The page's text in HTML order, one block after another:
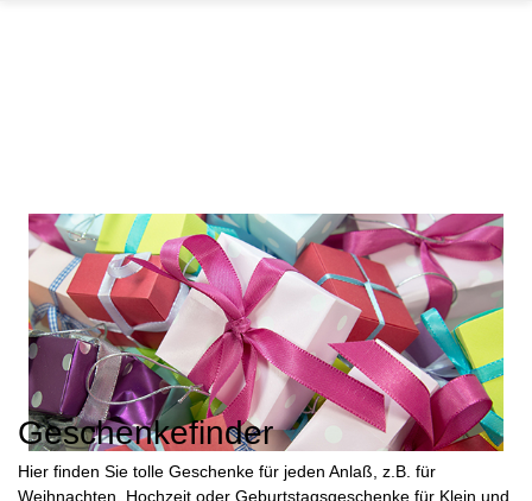
Geschenkefinder
Hier finden Sie tolle Geschenke für jeden Anlaß, z.B. für
Weihnachten, Hochzeit oder Geburtstagsgeschenke für Klein und